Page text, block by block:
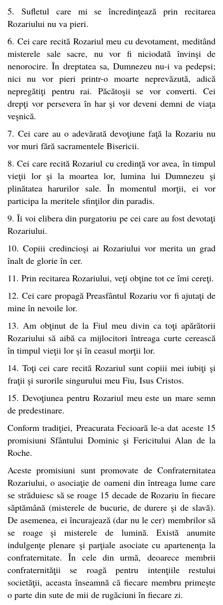
5. Sufletul care mi se încredinţează prin recitarea
Rozariului nu va pieri.
6. Cei care recită Rozariul meu cu devotament, meditând
misterele sale sacre, nu vor fi niciodată învinşi de
nenorocire. În dreptatea sa, Dumnezeu nu-i va pedepsi;
nici nu vor pieri printr-o moarte neprevăzută, adică
nepregătiţi pentru rai. Păcătoşii se vor converti. Cei
drepţi vor persevera în har şi vor deveni demni de viaţa
veşnică.
7. Cei care au o adevărată devoţiune faţă la Rozariu nu
vor muri fără sacramentele Bisericii.
8. Cei care recită Rozariul cu credinţă vor avea, în timpul
vieţii lor şi la moartea lor, lumina lui Dumnezeu şi
plinătatea harurilor sale. În momentul morţii, ei vor
participa la meritele sfinţilor din paradis.
9. Îi voi elibera din purgatoriu pe cei care au fost devotaţi
Rozariului.
10. Copiii credincioşi ai Rozariului vor merita un grad
înalt de glorie în cer.
11. Prin recitarea Rozariului, veţi obţine tot ce îmi cereţi.
12. Cei care propagă Preasfântul Rozariu vor fi ajutaţi de
mine în nevoile lor.
13. Am obţinut de la Fiul meu divin ca toţi apărătorii
Rozariului să aibă ca mijlocitori întreaga curte cerească
în timpul vieţii lor şi în ceasul morţii lor.
14. Toţi cei care recită Rozariul sunt copiii mei iubiţi şi
fraţii şi surorile singurului meu Fiu, Isus Cristos.
15. Devoţiunea pentru Rozariul meu este un mare semn
de predestinare.
Conform tradiţiei, Preacurata Fecioară le-a dat aceste 15
promisiuni Sfântului Dominic şi Fericitului Alan de la
Roche.
Aceste promisiuni sunt promovate de Confraternitatea
Rozariului, o asociaţie de oameni din întreaga lume care
se străduiesc să se roage 15 decade de Rozariu în fiecare
săptămână (misterele de bucurie, de durere şi de slavă).
De asemenea, ei încurajează (dar nu le cer) membrilor să
se roage şi misterele de lumină. Există anumite
indulgenţe plenare şi parţiale asociate cu apartenenţa la
confraternitate. În cele din urmă, deoarece membrii
confraternităţii se roagă pentru intenţiile restului
societăţii, aceasta înseamnă că fiecare membru primeşte
o parte din sute de mii de rugăciuni în fiecare zi.